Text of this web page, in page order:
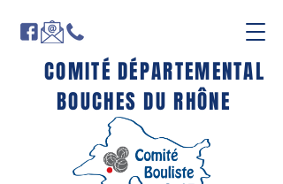
COMITÉ DÉPARTEMENTAL
BOUCHES DU RHÔNE